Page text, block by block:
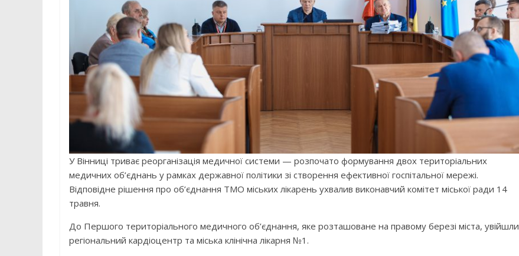
У Вінниці триває реорганізація медичної системи — розпочато формування двох територіальних
медичних об’єднань у рамках державної політики зі створення ефективної госпітальної мережі.
Відповідне рішення про об’єднання ТМО міських лікарень ухвалив виконавчий комітет міської ради 14
травня.
До Першого територіального медичного об’єднання, яке розташоване на правому березі міста, увійшли
регіональний кардіоцентр та міська клінічна лікарня №1.